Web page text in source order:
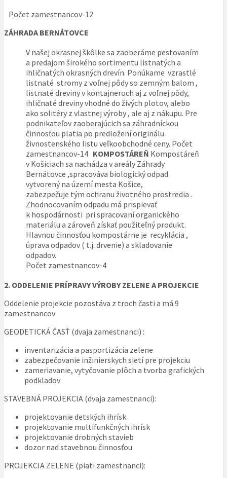
Počet zamestnancov-12
ZÁHRADA BERNÁTOVCE
V našej okrasnej škôlke sa zaoberáme pestovaním
a predajom širokého sortimentu listnatých a
ihličnatých okrasných drevín. Ponúkame vzrastlé
listnaté stromy z voľnej pôdy so zemným balom ,
listnaté dreviny v kontajneroch aj z voľnej pôdy,
ihličnaté dreviny vhodné do živých plotov, alebo
ako solitéry z vlastnej výroby , ale aj z nákupu. Pre
podnikateľov zaoberajúcich sa záhradníckou
činnosťou platia po predložení originálu
živnostenského listu veľkoobchodné ceny. Počet
zamestnancov-14 KOMPOSTÁREŇ Kompostáreň
v Košiciach sa nachádza v areály Záhrady
Bernátovce ,spracováva biologický odpad
vytvorený na území mesta Košice,
zabezpečuje tým ochranu životného prostredia .
Zhodnocovaním odpadu má prispievať
k hospodárnosti pri spracovaní organického
materiálu a zároveň získať použiteľný produkt.
Hlavnou činnosťou kompostárne je recyklácia ,
úprava odpadov ( t.j. drvenie) a skladovanie
odpadov.
Počet zamestnancov-4
2. ODDELENIE PRÍPRAVY VÝROBY ZELENE A PROJEKCIE
Oddelenie projekcie pozostáva z troch časti a má 9
zamestnancov
GEODETICKÁ ČASŤ (dvaja zamestnanci) :
inventarizácia a pasportizácia zelene
zabezpečovanie inžinierskych sietí pre projekciu
zameriavanie, vytyčovanie plôch a tvorba grafických
podkladov
STAVEBNÁ PROJEKCIA (dvaja zamestnanci):
projektovanie detských ihrísk
projektovanie multifunkčných ihrísk
projektovanie drobných stavieb
dozor nad stavebnou činnosťou
PROJEKCIA ZELENE (piati zamestnanci):